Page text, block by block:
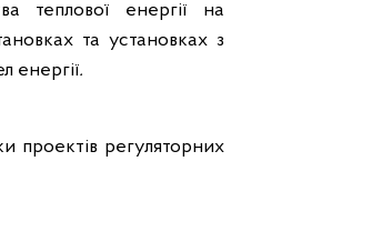
теплової енергії на
та установках з
енергії.
проектів регуляторних